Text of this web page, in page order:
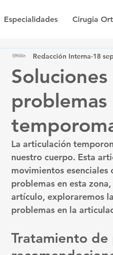
Especialidades Cirugia
Redacción Interna 18
La articulación
nuestro cuerpo. Esta
movimientos esenciales
problemas en esta
artículo, exploraremos
problemas en la
Tratamiento de